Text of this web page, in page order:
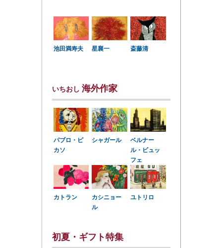
池田満寿夫 星襄一 斎藤清
いちおし 海外作家
パブロ・ピ
カソ
シャガール
ベルナー
ル・ビュッ
フェ
カトラン
カシニョー
ル
ユトリロ
初夏・ギフト特集